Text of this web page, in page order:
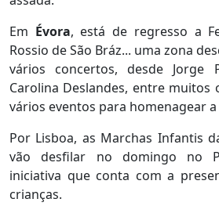
Em Évora, está de regresso a
Rossio de São Bráz... uma zona
vários concertos, desde Jorge
Carolina Deslandes, entre muitos
vários eventos para homenagear
Por Lisboa, as Marchas Infantis
vão desfilar no domingo no
iniciativa que conta com a
crianças.